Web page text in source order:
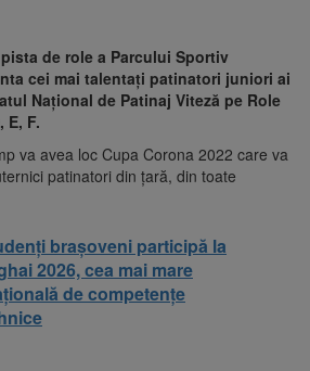
de role a Parcului Sportiv
cei mai talentați patinatori juniori ai
Național de Patinaj Viteză pe Role
E, F.
va avea loc Cupa Corona 2022 care va
patinatori din țară, din toate
brașoveni participă la
2026, cea mai mare
de competențe